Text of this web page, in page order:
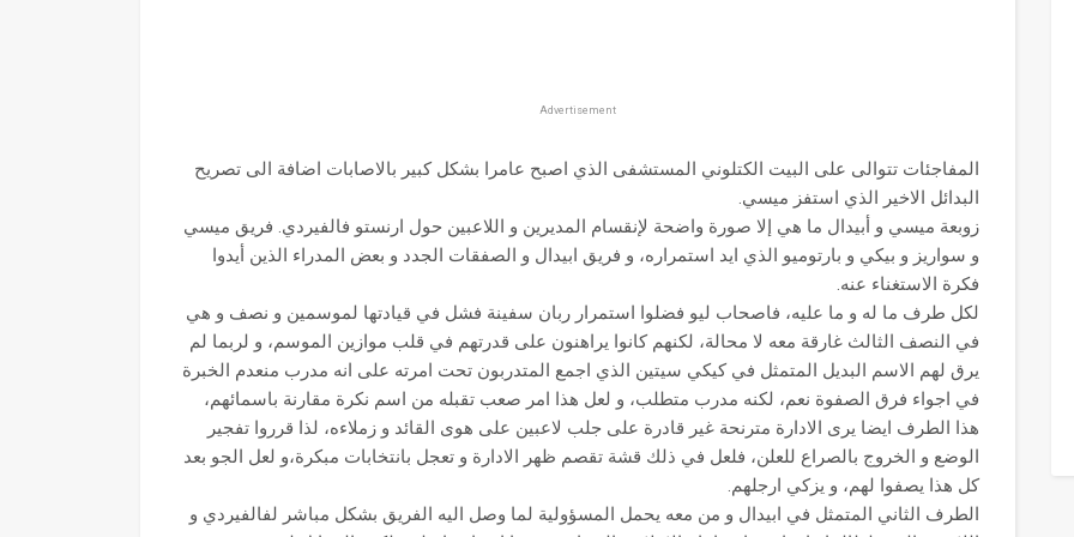
Advertisement
المفاجئات تتوالى على البيت الكتلوني المستشفى الذي اصبح عامرا بشكل كبير بالاصابات اضافة الى تصريح
البدائل الاخير الذي استفز ميسي.
زوبعة ميسي و أبيدال ما هي إلا صورة واضحة لإنقسام المديرين و اللاعبين حول ارنستو فالفيردي. فريق ميسي
و سواريز و بيكي و بارتوميو الذي ايد استمراره، و فريق ابيدال و الصفقات الجدد و بعض المدراء الذين أيدوا
فكرة الاستغناء عنه.
لكل طرف ما له و ما عليه، فاصحاب ليو فضلوا استمرار ربان سفينة فشل في قيادتها لموسمين و نصف و هي
في النصف الثالث غارقة معه لا محالة، لكنهم كانوا يراهنون على قدرتهم في قلب موازين الموسم، و لربما لم
يرق لهم الاسم البديل المتمثل في كيكي سيتين الذي اجمع المتدربون تحت امرته على انه مدرب منعدم الخبرة
في اجواء فرق الصفوة نعم، لكنه مدرب متطلب، و لعل هذا امر صعب تقبله من اسم نكرة مقارنة باسمائهم،
هذا الطرف ايضا يرى الادارة مترنحة غير قادرة على جلب لاعبين على هوى القائد و زملاءه، لذا قرروا تفجير
الوضع و الخروج بالصراع للعلن، فلعل في ذلك قشة تقصم ظهر الادارة و تعجل بانتخابات مبكرة،و لعل الجو بعد
كل هذا يصفوا لهم، و يزكي ارجلهم.
الطرف الثاني المتمثل في ابيدال و من معه يحمل المسؤولية لما وصل اليه الفريق بشكل مباشر لفالفيردي و